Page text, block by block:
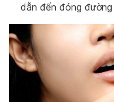
dẫn đến đóng